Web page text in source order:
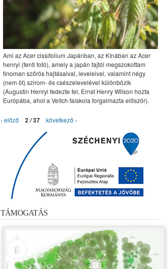
Ami az Acer cissifolium Japánban, az Kínában az Acer
henryi (fenti fotó), amely a japán fajtól megszokottam
finoman szőrös hajtásaival, leveleivel, valamint négy
(nem öt) szirom- és csészelevelével különbözik
(Augustin Henryi fedezte fel, Ernst Henry Wilson hozta
Európába, ahol a Veitch faiskola forgalmazta először).
‹ előző 2 / 37 következő ›
TÁMOGATÁS